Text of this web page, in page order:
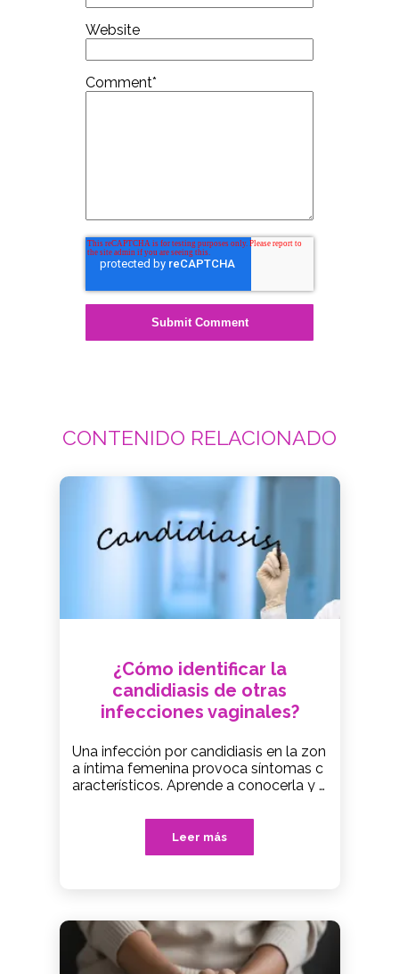
Website
Comment*
CONTENIDO RELACIONADO
¿Cómo identificar la
candidiasis de otras
infecciones vaginales?
Una infección por candidiasis en la zon
a íntima femenina provoca síntomas c
aracterísticos. Aprende a conocerla y a
Leer más